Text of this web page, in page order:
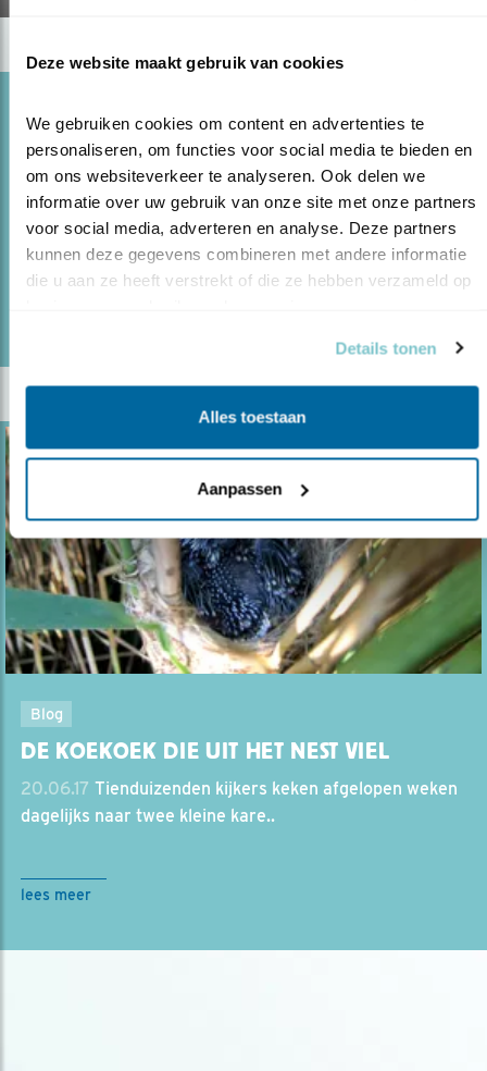
Deze website maakt gebruik van cookies
We gebruiken cookies om content en advertenties te
personaliseren, om functies voor social media te bieden en
om ons websiteverkeer te analyseren. Ook delen we
informatie over uw gebruik van onze site met onze partners
voor social media, adverteren en analyse. Deze partners
kunnen deze gegevens combineren met andere informatie
die u aan ze heeft verstrekt of die ze hebben verzameld op
Details tonen
Alles toestaan
Aanpassen
BLIJ WACHTEN OP DE MEESTERBEDRIEGER
29.03.18De favoriete voorjaarswaarneming van Chris-
Jan van der Heijden: de koekoek.
lees meer
Blog
DE KOEKOEK DIE UIT HET NEST VIEL
20.06.17 Tienduizenden kijkers keken afgelopen weken
dagelijks naar twee kleine kare..
lees meer